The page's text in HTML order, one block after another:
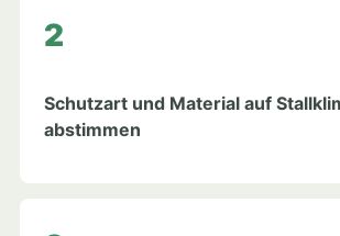
Schutzart und Material auf
abstimmen